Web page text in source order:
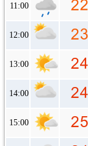
11:00
12:00
13:00
14:00
15:00